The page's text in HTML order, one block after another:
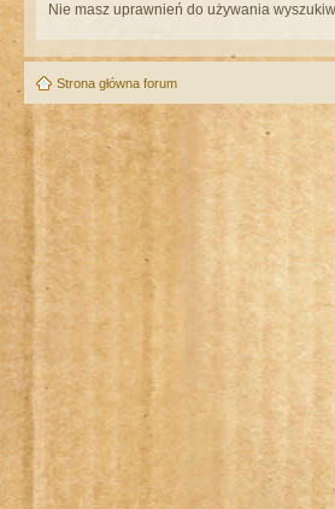
Nie masz uprawnień do używania
Strona główna forum